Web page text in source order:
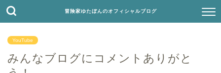
冒険家ゆたぼんのオフィシャルブログ
YouTube
みんなブログにコメントありがと